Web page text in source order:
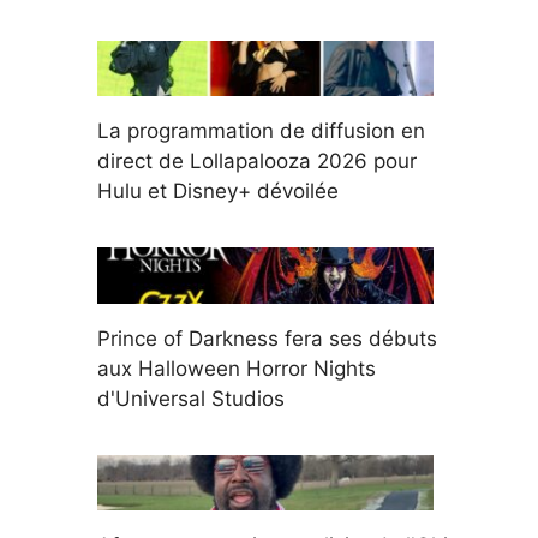
La programmation de diffusion en
direct de Lollapalooza 2026 pour
Hulu et Disney+ dévoilée
Prince of Darkness fera ses débuts
aux Halloween Horror Nights
d'Universal Studios